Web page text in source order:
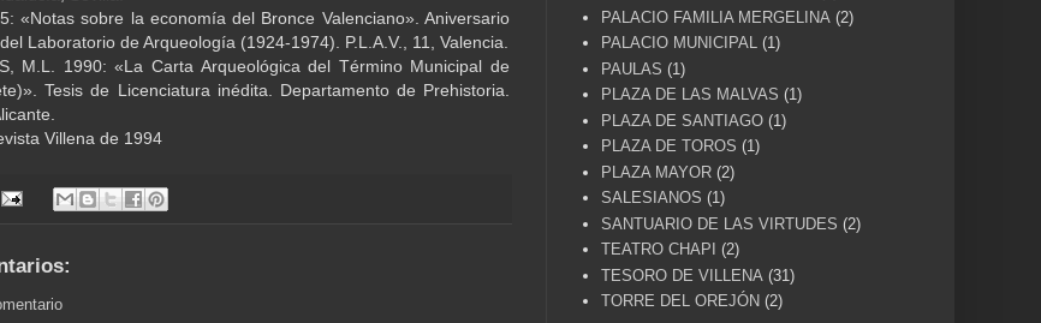
«Notas sobre la economía del Bronce Valenciano». Aniversario
Laboratorio de Arqueología (1924-1974). P.L.A.V., 11, Valencia.
M.L. 1990: «La Carta Arqueológica del Término Municipal de
Tesis de Licenciatura inédita. Departamento de Prehistoria.
Villena de 1994
PALACIO FAMILIA MERGELINA (2)
PALACIO MUNICIPAL (1)
PAULAS (1)
PLAZA DE LAS MALVAS (1)
PLAZA DE SANTIAGO (1)
PLAZA DE TOROS (1)
PLAZA MAYOR (2)
SALESIANOS (1)
SANTUARIO DE LAS VIRTUDES (2)
TEATRO CHAPI
(2)
TESORO DE VILLENA (31)
TORRE DEL OREJÓN (2)